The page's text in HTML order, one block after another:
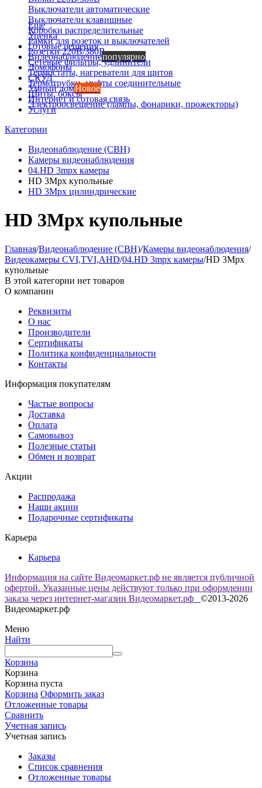
Выключатели автоматические
Выключатели клавишные
Коробки распределительные
Рамки для розеток и выключателей
Розетки 220В/380В
Сетевые фильтры, удлинители
Термостаты, нагреватели для щитов
Термотрубки, муфты соединительные
Щиты, боксы
Электроосвещение (лампы, фонарики, прожекторы)
Еще
Уценка
Готовые решения
Видеонаблюдениепопулярно
Домофоны
СКУД
Умный домНовое
Интернет и сотовая связь
Услуги
Категории
Видеонаблюдение (СВН)
Камеры видеонаблюдения
04.HD 3mpx камеры
HD 3Mpx купольные
HD 3Mpx цилиндрические
HD 3Mpx купольные
Главная/Видеонаблюдение (СВН)/Камеры видеонаблюдения/
Видеокамеры CVI,TVI,AHD/04.HD 3mpx камеры/HD 3Mpx
купольные
В этой категории нет товаров
О компании
Реквизиты
О нас
Производители
Сертификаты
Политика конфиденциальности
Контакты
Информация покупателям
Частые вопросы
Доставка
Оплата
Самовывоз
Полезные статьи
Обмен и возврат
Акции
Распродажа
Наши акции
Подарочные сертификаты
Карьера
Карьера
Информация на сайте Видеомаркет.рф не является публичной
офертой. Указанные цены действуют только при оформлении
заказа через интернет-магазин Видеомаркет.рф ©2013-2026
Видеомаркет.рф
Меню
Найти
Корзина
Корзина
Корзина пуста
Корзина Оформить заказ
Отложенные товары
Сравнить
Учетная запись
Учетная запись
Заказы
Список сравнения
Отложенные товары